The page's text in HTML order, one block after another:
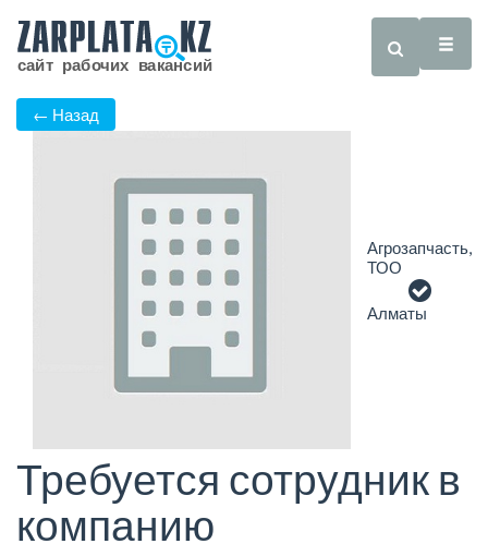
← Назад
Агрозапчасть,
ТОО
Алматы
Требуется сотрудник в
компанию